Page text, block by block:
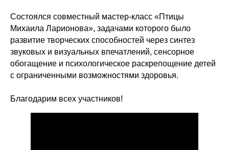
Состоялся совместный мастер-класс «Птицы
Михаила Ларионова», задачами которого было
развитие творческих способностей через синтез
звуковых и визуальных впечатлений, сенсорное
обогащение и психологическое раскрепощение детей
с ограниченными возможностями здоровья.
Благодарим всех участников!